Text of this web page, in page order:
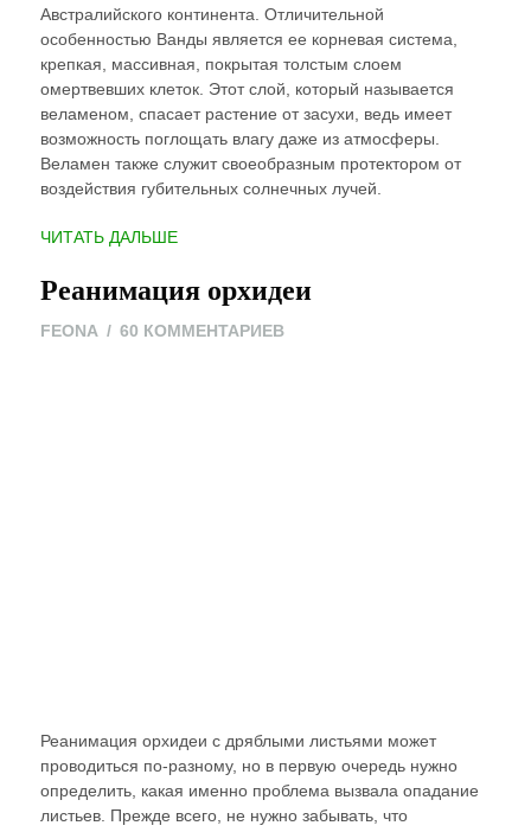
Австралийского континента. Отличительной
особенностью Ванды является ее корневая система,
крепкая, массивная, покрытая толстым слоем
омертвевших клеток. Этот слой, который называется
веламеном, спасает растение от засухи, ведь имеет
возможность поглощать влагу даже из атмосферы.
Веламен также служит своеобразным протектором от
воздействия губительных солнечных лучей.
ЧИТАТЬ ДАЛЬШЕ“ОРХИДЕЯ
Реанимация орхидеи
FEONA 60 КОММЕНТАРИЕВК
Реанимация орхидеи с дряблыми листьями может
проводиться по-разному, но в первую очередь нужно
определить, какая именно проблема вызвала опадание
листьев. Прежде всего, не нужно забывать, что